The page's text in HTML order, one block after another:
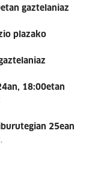
gaztelaniaz
plazako
18:00etan
25ean
.